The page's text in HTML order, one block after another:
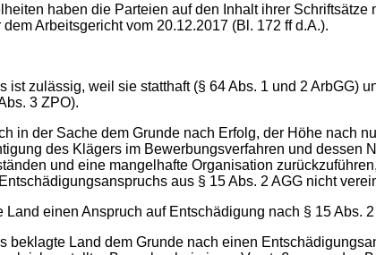
haben die Parteien auf den Inhalt ihrer Schriftsätze
Arbeitsgericht vom 20.12.2017 (Bl. 172 ff d.A.).
weil sie statthaft (§ 64 Abs. 1 und 2 ArbGG)
3 ZPO).
Sache dem Grunde nach Erfolg, der Höhe nach
des Klägers im Bewerbungsverfahren und
und eine mangelhafte Organisation
aus § 15 Abs. 2 AGG nicht
einen Anspruch auf Entschädigung nach § 15 Abs.
Land dem Grunde nach einen